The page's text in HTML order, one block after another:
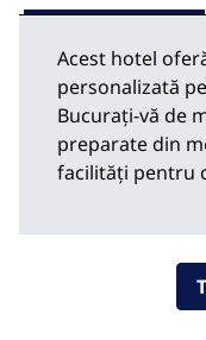
Acest hotel
personalizată
Bucurați-vă de
preparate din
facilități pentru